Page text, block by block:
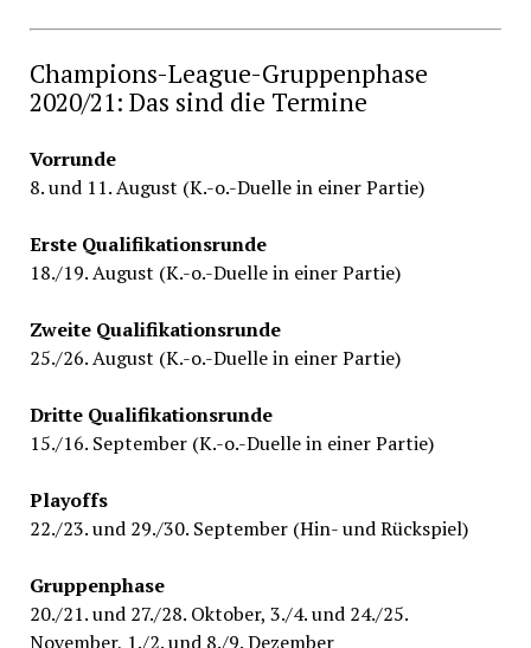
Champions-League-Gruppenphase
2020/21: Das sind die Termine
Vorrunde
8. und 11. August (K.-o.-Duelle in einer Partie)
Erste Qualifikationsrunde
18./19. August (K.-o.-Duelle in einer Partie)
Zweite Qualifikationsrunde
25./26. August (K.-o.-Duelle in einer Partie)
Dritte Qualifikationsrunde
15./16. September (K.-o.-Duelle in einer Partie)
Playoffs
22./23. und 29./30. September (Hin- und Rückspiel)
Gruppenphase
20./21. und 27./28. Oktober, 3./4. und 24./25.
November, 1./2. und 8./9. Dezember